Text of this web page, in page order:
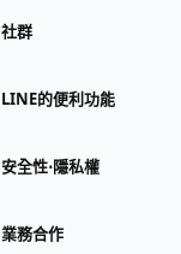
社群
LINE的便利功能
安全性⋅隱私權
業務合作